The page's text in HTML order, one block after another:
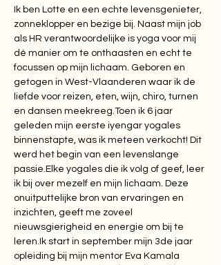
Ik ben Lotte en een echte levensgenieter,
zonneklopper en bezige bij. Naast mijn job
als HR verantwoordelijke is yoga voor mij
dé manier om te onthaasten en echt te
focussen op mijn lichaam. Geboren en
getogen in West-Vlaanderen waar ik de
liefde voor reizen, eten, wijn, chiro, turnen
en dansen meekreeg.Toen ik 6 jaar
geleden mijn eerste iyengar yogales
binnenstapte, was ik meteen verkocht! Dit
werd het begin van een levenslange
passie.Elke yogales die ik volg of geef, leer
ik bij over mezelf en mijn lichaam. Deze
onuitputtelijke bron van ervaringen en
inzichten, geeft me zoveel
nieuwsgierigheid en energie om bij te
leren.Ik start in september mijn 3de jaar
opleiding bij mijn mentor Eva Kamala